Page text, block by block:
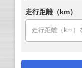
走行距離（km）